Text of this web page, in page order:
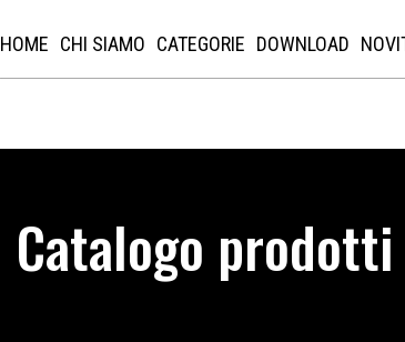
HOME CHI SIAMO CATEGORIE DOWNLOAD
Catalogo prodotti